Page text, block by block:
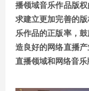
播领域音乐作品版
求建立更加完善的
乐作品的正版率，
造良好的网络直播
直播领域和网络音乐